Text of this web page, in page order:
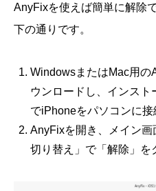
AnyFixを使えば簡単に解除
下の通りです。
WindowsまたはMac用の
ウンロードし、インス
でiPhoneをパソコンに接
AnyFixを開き、メイン
切り替え」で「解除」を